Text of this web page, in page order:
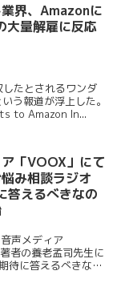
界、Amazonに
大量解雇に反応
たとされるワンダ
う報道が浮上した。
to Amazon In...
「VOOX」にて
み相談ラジオ
答えるべきなの
声メディア
者の養老孟司先生に
待に答えるべきなの